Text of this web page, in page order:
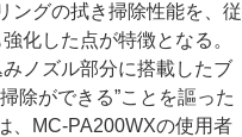
グの拭き掃除性能を、従
化した点が特徴となる。
ノズル部分に搭載したブ
除ができる”ことを謳った
、MC-PA200WXの使用者